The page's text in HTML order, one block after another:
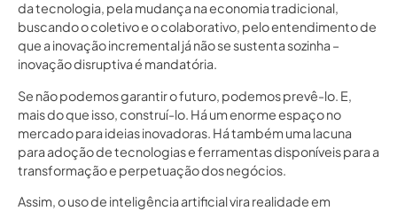
da tecnologia, pela mudança na economia tradicional,
buscando o coletivo e o colaborativo, pelo entendimento de
que a inovação incremental já não se sustenta sozinha –
inovação disruptiva é mandatória.
Se não podemos garantir o futuro, podemos prevê-lo. E,
mais do que isso, construí-lo. Há um enorme espaço no
mercado para ideias inovadoras. Há também uma lacuna
para adoção de tecnologias e ferramentas disponíveis para a
transformação e perpetuação dos negócios.
Assim, o uso de inteligência artificial vira realidade em